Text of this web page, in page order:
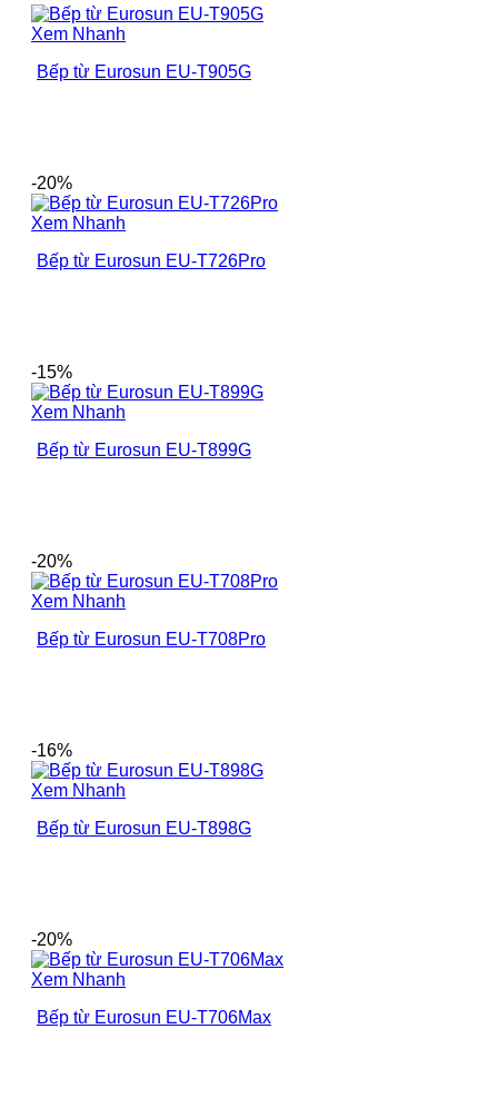
Xem Nhanh
Bếp từ Eurosun EU-T905G
-20%
Xem Nhanh
Bếp từ Eurosun EU-T726Pro
-15%
Xem Nhanh
Bếp từ Eurosun EU-T899G
-20%
Xem Nhanh
Bếp từ Eurosun EU-T708Pro
-16%
Xem Nhanh
Bếp từ Eurosun EU-T898G
-20%
Xem Nhanh
Bếp từ Eurosun EU-T706Max